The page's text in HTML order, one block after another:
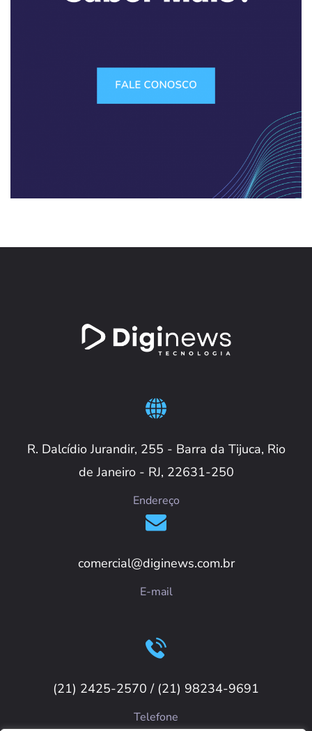
R. Dalcídio Jurandir, 255 - Barra da Tijuca, Rio
de Janeiro - RJ, 22631-250
Endereço
comercial@diginews.com.br
E-mail
(21) 2425-2570 / (21) 98234-9691
Telefone